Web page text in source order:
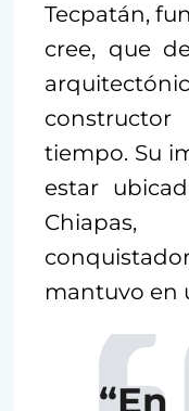
Tecpatán,
cree, que
tiempo. Su
estar
mantuvo en